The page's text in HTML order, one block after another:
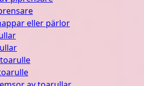
eller pärlor